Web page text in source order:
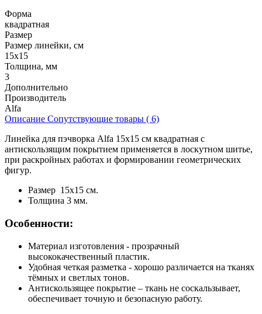
Форма
квадратная
Размер
Размер линейки, см
15х15
Толщина, мм
3
Дополнительно
Производитель
Alfa
Описание Сопутствующие товары ( 6)
Линейка для пэчворка Alfa 15х15 см квадратная с
антискользящим покрытием применяется в лоскутном шитье,
при раскройных работах и формировании геометрических
фигур.
Размер 15х15 см.
Толщина 3 мм.
Особенности:
Материал изготовления - прозрачный
высококачественный пластик.
Удобная четкая разметка - хорошо различается на тканях
тёмных и светлых тонов.
Антискользящее покрытие – ткань не соскальзывает,
обеспечивает точную и безопасную работу.